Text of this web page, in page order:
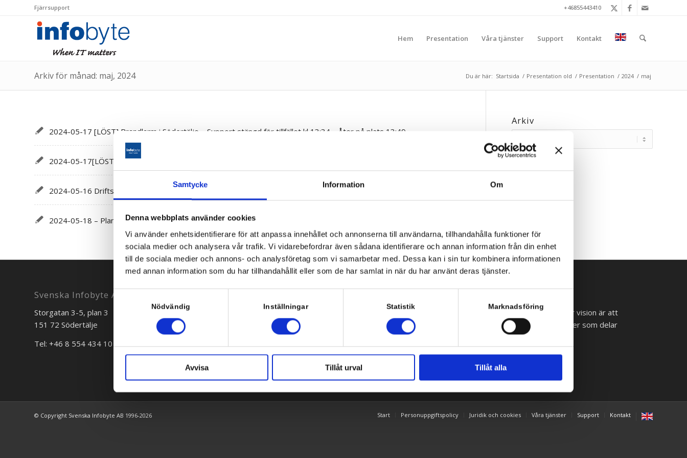
Samtycke Information Om
Denna webbplats använder cookies
Vi använder enhetsidentifierare för att anpassa innehållet och annonserna till användarna, tillhandahålla funktioner för
sociala medier och analysera vår trafik. Vi vidarebefordrar även sådana identifierare och annan information från din enhet
till de sociala medier och annons- och analysföretag som vi samarbetar med. Dessa kan i sin tur kombinera informationen
med annan information som du har tillhandahållit eller som de har samlat in när du har använt deras tjänster.
Samtyckesval
Nödvändig Inställningar Statistik Marknadsföring
Avvisa Tillåt urval Tillåt alla
Fjärrsupport +46855443410
Hem Presentation Våra tjänster Support Kontakt
Arkiv för månad: maj, 2024 Du är här: Startsida / Presentation old / Presentation / 2024 / maj
2024-05-17 [LÖST] Brandlarm i Södertälje – Support stängd för tillfället kl 13:34 – Åter på plats 13:49
2024-05-17[LÖST] Brandlarm i Södertälje – Support stängd för tillfället – Supporten åter på plats kl 08:48
2024-05-16 Driftstörning Telefoni (Åtgärdat)
2024-05-18 – Planerat underhåll
Arkiv
Svenska Infobyte AB
Storgatan 3-5, plan 3
151 72 Södertälje
Tel: +46 8 554 434 10
Vi hjälper våra kunder att lyckas med sina it-satsningar. Vår vision är att
vara en daglig partner till små och medelstora arbetsplatser som delar
vår uppfattning om att it spelar roll.
© Copyright Svenska Infobyte AB 1996-2026 Start Personuppgiftspolicy Juridik och cookies Våra tjänster Support Kontakt